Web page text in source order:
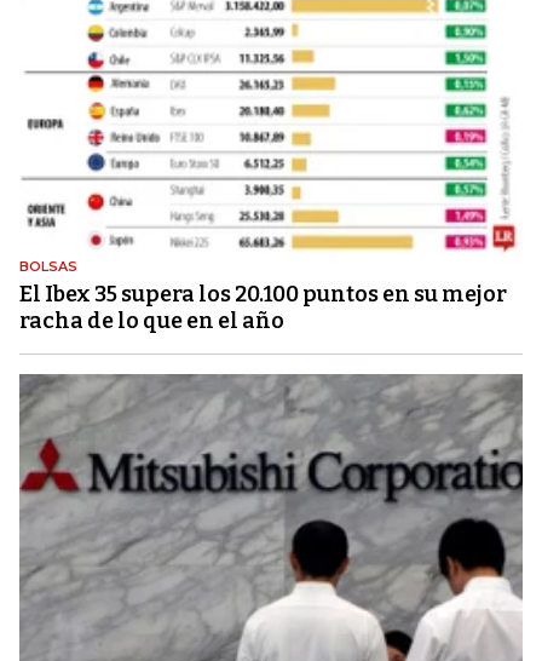
BOLSAS
El Ibex 35 supera los 20.100 puntos en su mejor
racha de lo que en el año